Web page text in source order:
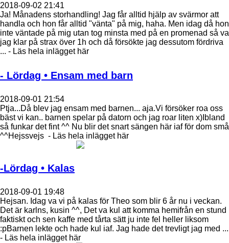
2018-09-02 21:41
Ja! Månadens storhandling! Jag får alltid hjälp av svärmor att
handla och hon får alltid "vänta" på mig, haha. Men idag då hon
inte väntade på mig utan tog minsta med på en promenad så va
jag klar på strax över 1h och då försökte jag dessutom fördriva
... - Läs hela inlägget här
- Lördag • Ensam med barn
2018-09-01 21:54
Ptja...Då blev jag ensam med barnen... aja.Vi försöker roa oss
bäst vi kan.. barnen spelar på datorn och jag roar liten x)Ibland
så funkar det fint ^^ Nu blir det snart sängen här iaf för dom små
^^Hejssvejs - Läs hela inlägget här
-Lördag • Kalas
2018-09-01 19:48
Hejsan. Idag va vi på kalas för Theo som blir 6 år nu i veckan.
Det är karlns, kusin ^^, Det va kul att komma hemifrån en stund
faktiskt och sen kaffe med tårta sätt ju inte fel heller liksom
:pBarnen lekte och hade kul iaf. Jag hade det trevligt jag med ...
- Läs hela inlägget här